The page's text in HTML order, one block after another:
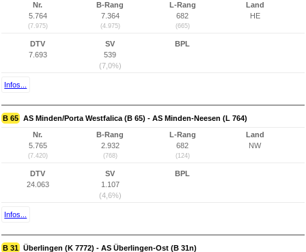
Nr.
5.764
(7.975)
B-Rang
7.364
(4.975)
L-Rang
682
(665)
Land
HE
DTV
7.693
SV
539
(7,0%)
BPL
Infos...
B 65 AS Minden/Porta Westfalica (B 65) - AS Minden-Neesen (L 764)
Nr.
5.765
(7.420)
B-Rang
2.932
(768)
L-Rang
682
(124)
Land
NW
DTV
24.063
SV
1.107
(4,6%)
BPL
Infos...
B 31 Überlingen (K 7772) - AS Überlingen-Ost (B 31n)